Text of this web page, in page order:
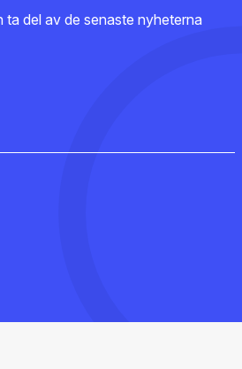
ta del av de senaste nyheterna